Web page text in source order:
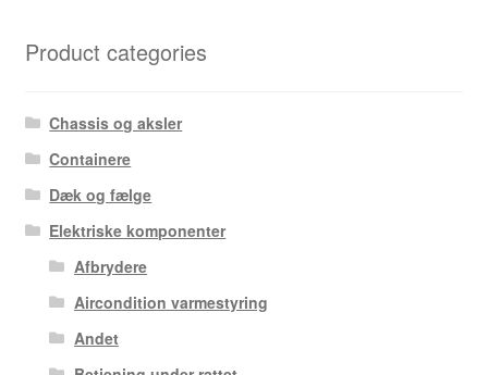
Product categories
Chassis og aksler
Containere
Dæk og fælge
Elektriske komponenter
Afbrydere
Aircondition varmestyring
Andet